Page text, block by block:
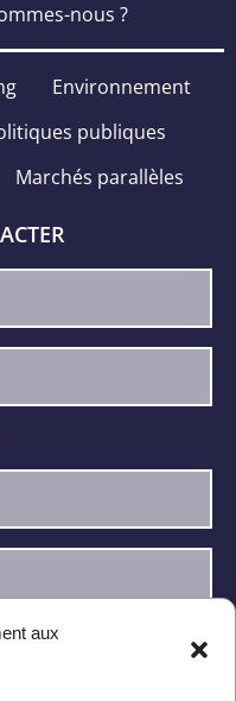
aux
nous ?
Environnement
publiques
Marchés parallèles